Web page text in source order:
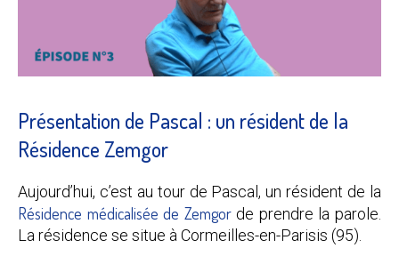
Présentation de Pascal : un résident de la
Résidence Zemgor
Aujourd’hui, c’est au tour de Pascal, un résident de la
Résidence médicalisée de Zemgorde prendre la parole.
La résidence se situe à Cormeilles-en-Parisis (95).